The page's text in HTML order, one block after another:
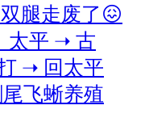
腿走废了😖
太平 ➝ 古
➝ 回太平
尾飞蜥养殖